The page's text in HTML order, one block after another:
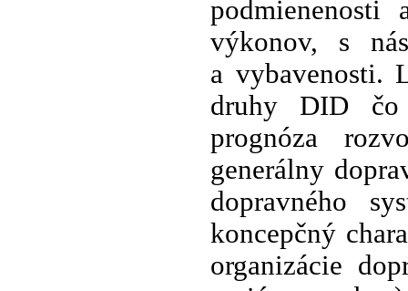
podmienenosti
výkonov, s
a vybavenosti.
druhy DID čo
prognóza
generálny
dopravného
koncepčný
organizácie